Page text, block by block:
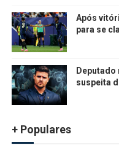
Após
para se
Deputado
suspeita
+ Populares